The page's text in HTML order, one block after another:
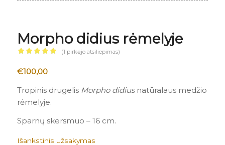
Morpho didius rėmelyje
5.00iš 5
įvertinimų:
1
(1 pirkėjo atsiliepimas)
€100,00
Tropinis drugelis Morpho didiusnatūralaus medžio
rėmelyje.
Sparnų skersmuo – 16 cm.
Išankstinis užsakymas